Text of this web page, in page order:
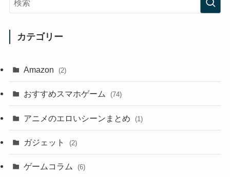
カテゴリー
Amazon (2)
おすすめスマホゲーム (74)
アニメのエロいシーンまとめ (1)
ガジェット (2)
ゲームコラム (6)